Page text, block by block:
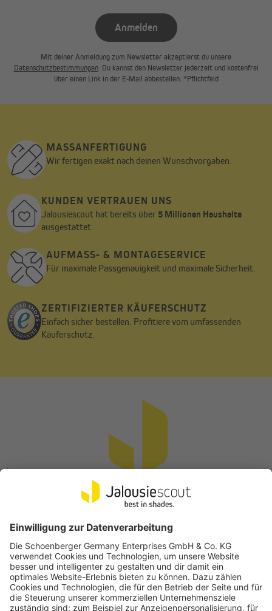
Anmelden
Mit deiner Anmeldung zum Newsletter akzeptierst du unsere
Datenschutzbestimmungen. Du kannst den Newsletter jederzeit und kostenfrei
über einen Link in der E-Mail abbestellen. *Pflichtfeld
MASSANFERTIGUNG
Wir fertigen exakt nach deinen Wunschvorgaben.
KUNDEN VERTRAUEN UNS
Jalousiescout hat bereits über 5 Millionen Haushalte
ausgestattet.
AUFMASS- & MONTAGESERVICE
Für maximale Passgenauigkeit und maximale Sicherheit.
ZERTIFIZIERTER KÄUFERSCHUTZ
Einfach sicher bestellen. Profitiere vom umfassenden
Käuferschutz.
Vertrag widerrufen
Beliebte Kategorien